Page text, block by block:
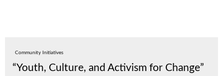
Community Initiatives
“Youth, Culture, and Activism for Change”